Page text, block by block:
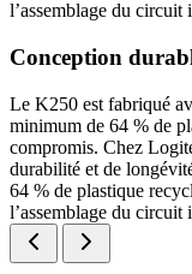
l’assemblage du circuit
Conception
Le K250 est fabriqué
minimum de 64 % de
compromis. Chez
durabilité et de
64 % de plastique
l’assemblage du circuit